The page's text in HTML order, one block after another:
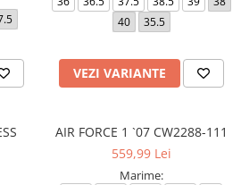
40
35.5
VEZI VARIANTE
AIR FORCE 1 `07 CW2288-111
559,99 Lei
Marime: